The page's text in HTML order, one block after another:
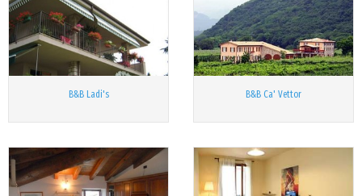
B&B Ladi's B&B Ca' Vettor